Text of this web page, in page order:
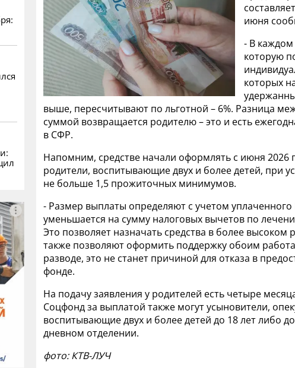
июня
- В каждом
которую
которых
выше, пересчитывают по льготной – 6%. Разница
суммой возвращается родителю – это и есть
в СФР.
Напомним, средстве начали оформлять с июня 2026
родители, воспитывающие двух и более детей, при
не больше 1,5 прожиточных минимумов.
- Размер выплаты определяют с учетом
уменьшается на сумму налоговых вычетов по
Это позволяет назначать средства в более
также позволяют оформить поддержку обоим
разводе, это не станет причиной для отказа в
фонде.
На подачу заявления у родителей есть четыре
Соцфонд за выплатой также могут усыновители,
воспитывающие двух и более детей до 18 лет либо
дневном отделении.
фото: КТВ-ЛУЧ